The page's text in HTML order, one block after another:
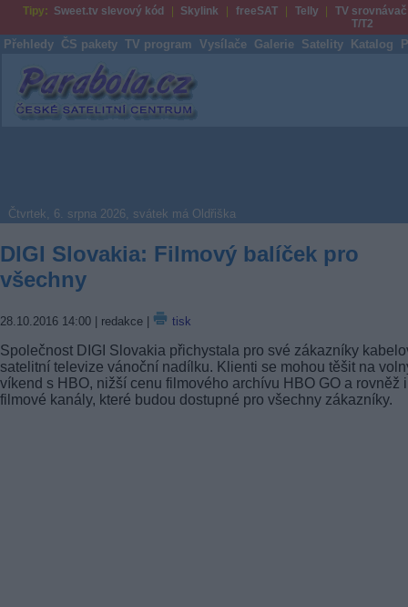
Tipy: Sweet.tv slevový kód Skylink freeSAT Telly
TV srovnávač
T/T2
Přehledy ČS pakety TV program Vysílače Galerie Satelity Katalog
Parabola.cz
Čtvrtek, 6. srpna 2026, svátek má Oldřiška
DIGI Slovakia: Filmový balíček pro
všechny
28.10.2016 14:00 | redakce | tisk
Společnost DIGI Slovakia přichystala pro své zákazníky
satelitní televize vánoční nadílku. Klienti se mohou těšit na
víkend s HBO, nižší cenu filmového archívu HBO GO a rovněž
filmové kanály, které budou dostupné pro všechny zákazníky.